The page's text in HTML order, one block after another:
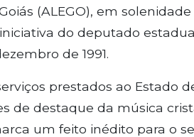
(ALEGO), em solenidade
do deputado
de 1991.
prestados ao Estado
de destaque da música
um feito inédito para o